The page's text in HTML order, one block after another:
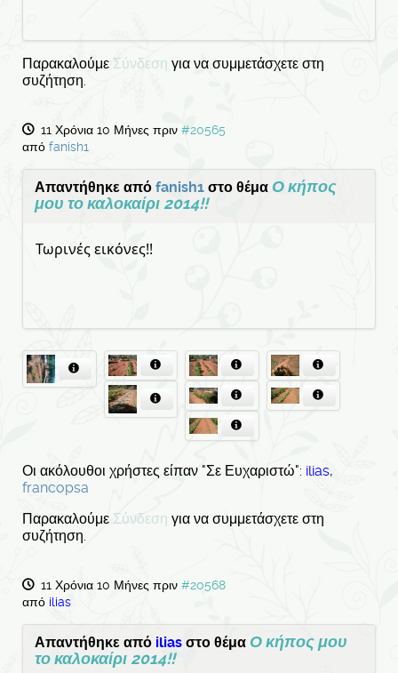
Παρακαλούμε Σύνδεση για να συμμετάσχετε στη
συζήτηση.
11 Χρόνια 10 Μήνες πριν #20565
από fanish1
Απαντήθηκε από fanish1 στο θέμα Ο κήπος
μου το καλοκαίρι 2014!!
Τωρινές εικόνες!!
Οι ακόλουθοι χρήστες είπαν "Σε Ευχαριστώ": ilias,
francopsa
Παρακαλούμε Σύνδεση για να συμμετάσχετε στη
συζήτηση.
11 Χρόνια 10 Μήνες πριν #20568
από ilias
Απαντήθηκε από ilias στο θέμα Ο κήπος μου
το καλοκαίρι 2014!!